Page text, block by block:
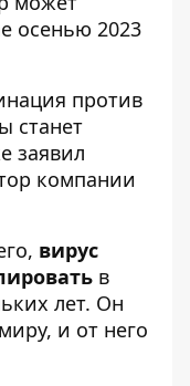
осенью 2023
против
станет
заявил
компании
вирус
в
лет. Он
и от него